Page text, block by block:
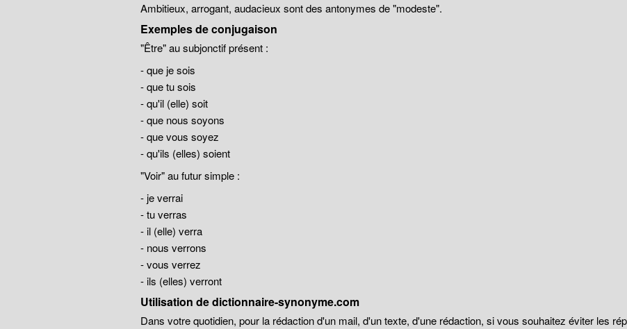
Ambitieux, arrogant, audacieux sont des antonymes de "modeste".
Exemples de conjugaison
"Être" au subjonctif présent :
- que je sois
- que tu sois
- qu'il (elle) soit
- que nous soyons
- que vous soyez
- qu'ils (elles) soient
"Voir" au futur simple :
- je verrai
- tu verras
- il (elle) verra
- nous verrons
- vous verrez
- ils (elles) verront
Utilisation de dictionnaire-synonyme.com
Dans votre quotidien, pour la rédaction d'un mail, d'un texte, d'une rédaction, si vous souhaitez éviter les